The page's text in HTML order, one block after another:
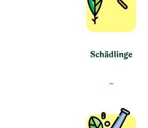
Schädlinge
–